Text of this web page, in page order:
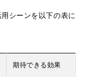
シーンを以下の表に
期待できる効果